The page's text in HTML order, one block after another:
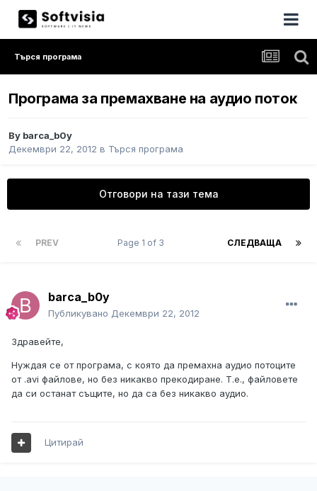
Търся програма
Програма за премахване на аудио поток
By barca_b0y
Декември 22, 2012 в Търся програма
Отговори на тази тема
PREV СЛЕДВАЩА
Page 1 of 3
barca_b0y
Публикувано Декември 22, 2012
Здравейте,
Нуждая се от програма, с която да премахна аудио потоците
от .avi файлове, но без никакво прекодиране. Т.е., файловете
да си останат същите, но да са без никакво аудио.
Цитирай